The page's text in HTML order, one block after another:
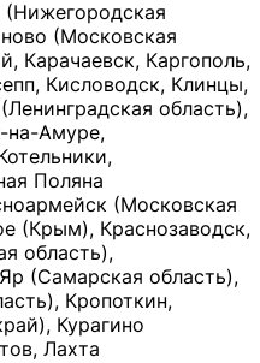
(Нижегородская
(Московская
Карачаевск, Каргополь,
Кисловодск, Клинцы,
область),
на-Амуре,
Поляна
(Московская
(Крым), Краснозаводск,
область),
(Самарская область),
Кропоткин,
Курагино
Лахта